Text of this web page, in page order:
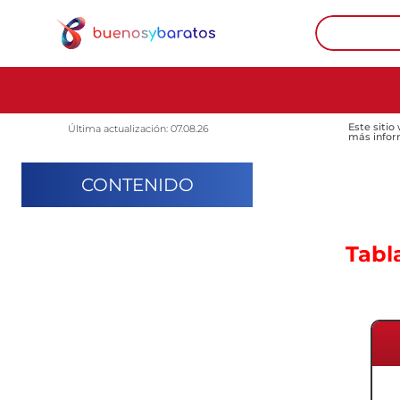
Última actualización: 07.08.26 Este sitio
más
CONTENIDO